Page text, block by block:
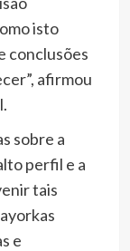
isto
conclusões
afirmou
sobre a
perfil e a
tais
e